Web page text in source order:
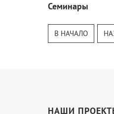
Семинары
Теософский
Тайная
В НАЧАЛО
НАШИ